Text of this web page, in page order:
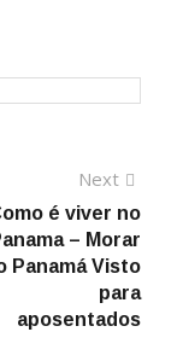
Next
é viver no
– Morar
Panamá Visto
para
aposentados